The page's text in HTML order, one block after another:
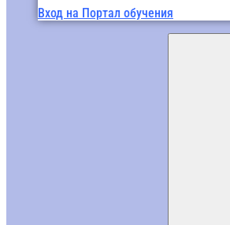
Вход на Портал обучения